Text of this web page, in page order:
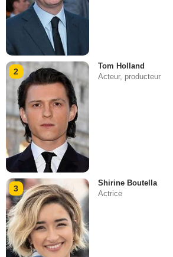
2
Tom Holland
Acteur, producteur
3
Shirine Boutella
Actrice